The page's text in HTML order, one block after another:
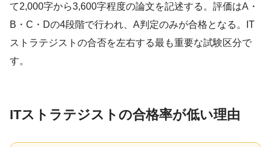
て2,000字から3,600字程度の論文を記述する。評価はA・
B・C・Dの4段階で行われ、A判定のみが合格となる。IT
ストラテジストの合否を左右する最も重要な試験区分で
す。
ITストラテジストの合格率が低い理由